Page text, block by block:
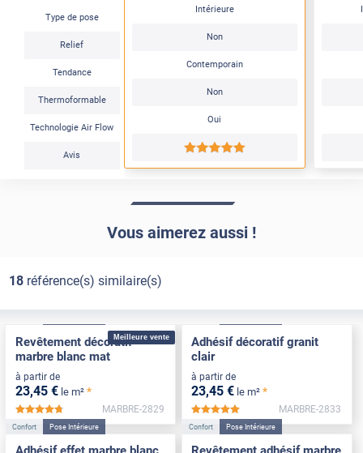
Type de pose
Relief
Tendance
Thermoformable
Technologie Air Flow
Avis
Intérieure
Non
Contemporain
Non
Oui
*****
Vous aimerez aussi !
18référence(s) similaire(s)
Meilleure vente
Revêtement décoratif
marbre blanc mat
à partir de
23,45 € le m² *
*****
MARBRE-2829
Adhésif décoratif granit
clair
à partir de
23,45 € le m² *
MARBRE-2833
Confort Pose Intérieure Confort Pose Intérieure